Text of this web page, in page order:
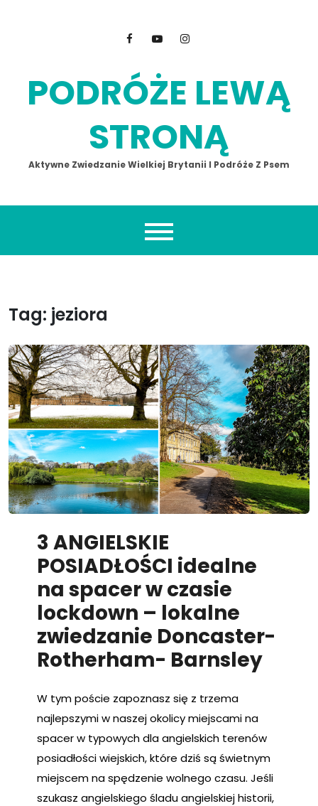
PODRÓŻE LEWĄ
STRONĄ
Aktywne Zwiedzanie Wielkiej Brytanii I Podróże Z Psem
Tag: jeziora
3 ANGIELSKIE
POSIADŁOŚCI idealne
na spacer w czasie
lockdown – lokalne
zwiedzanie Doncaster-
Rotherham- Barnsley
W tym poście zapoznasz się z trzema
najlepszymi w naszej okolicy miejscami na
spacer w typowych dla angielskich terenów
posiadłości wiejskich, które dziś są świetnym
miejscem na spędzenie wolnego czasu. Jeśli
szukasz angielskiego śladu angielskiej historii,